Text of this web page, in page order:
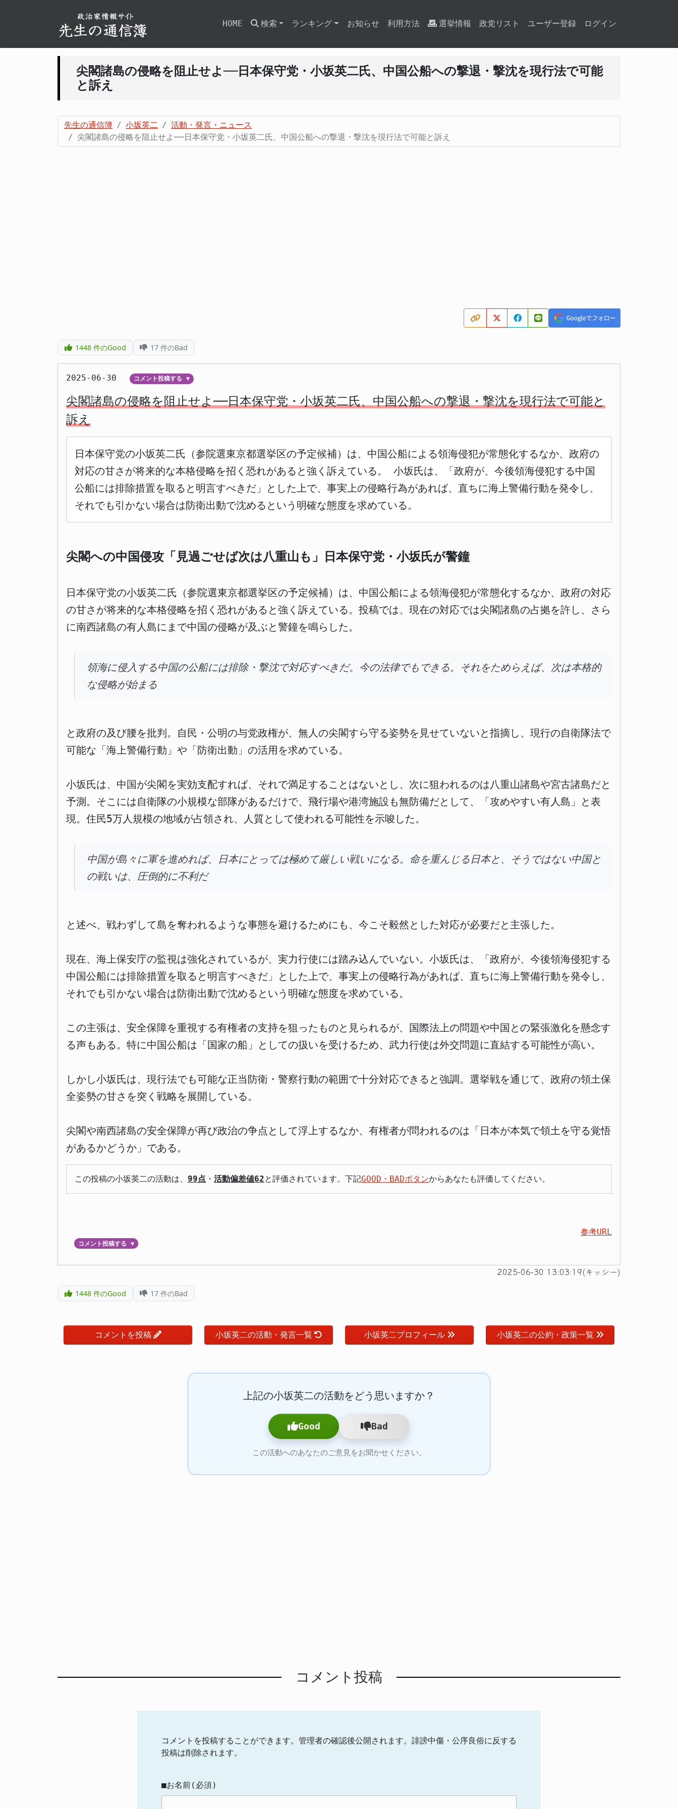
HOME 検索 ランキング お知らせ 利用方法 選挙情報 政党リスト ユーザー登録 ログイン
尖閣諸島の侵略を阻止せよ──日本保守党・小坂英二氏、中国公船への撃退・撃沈を現行法で可能
と訴え
先生の通信簿 小坂英二
活動・発言・ニュース
尖閣諸島の侵略を阻止せよ──日本保守党・小坂英二氏、中国公船への撃退・撃沈を現行法で可能と訴え
1448件のGood 17 件のBad
2025-06-30 コメント投稿する ▼
尖閣諸島の侵略を阻止せよ──日本保守党・小坂英二氏、中国公船への撃退・撃沈を現行法で可能と
訴え
日本保守党の小坂英二氏（参院選東京都選挙区の予定候補）は、中国公船による領海侵犯が常態化するなか、政府の
対応の甘さが将来的な本格侵略を招く恐れがあると強く訴えている。 小坂氏は、「政府が、今後領海侵犯する中国
公船には排除措置を取ると明言すべきだ」とした上で、事実上の侵略行為があれば、直ちに海上警備行動を発令し、
それでも引かない場合は防衛出動で沈めるという明確な態度を求めている。
尖閣への中国侵攻「見過ごせば次は八重山も」日本保守党・小坂氏が警鐘
日本保守党の小坂英二氏（参院選東京都選挙区の予定候補）は、中国公船による領海侵犯が常態化するなか、政府の対応
の甘さが将来的な本格侵略を招く恐れがあると強く訴えている。投稿では、現在の対応では尖閣諸島の占拠を許し、さら
に南西諸島の有人島にまで中国の侵略が及ぶと警鐘を鳴らした。
領海に侵入する中国の公船には排除・撃沈で対応すべきだ。今の法律でもできる。それをためらえば、次は本格的
な侵略が始まる
と政府の及び腰を批判。自民・公明の与党政権が、無人の尖閣すら守る姿勢を見せていないと指摘し、現行の自衛隊法で
可能な「海上警備行動」や「防衛出動」の活用を求めている。
小坂氏は、中国が尖閣を実効支配すれば、それで満足することはないとし、次に狙われるのは八重山諸島や宮古諸島だと
予測。そこには自衛隊の小規模な部隊があるだけで、飛行場や港湾施設も無防備だとして、「攻めやすい有人島」と表
現。住民5万人規模の地域が占領され、人質として使われる可能性を示唆した。
中国が島々に軍を進めれば、日本にとっては極めて厳しい戦いになる。命を重んじる日本と、そうではない中国と
の戦いは、圧倒的に不利だ
と述べ、戦わずして島を奪われるような事態を避けるためにも、今こそ毅然とした対応が必要だと主張した。
現在、海上保安庁の監視は強化されているが、実力行使には踏み込んでいない。小坂氏は、「政府が、今後領海侵犯する
中国公船には排除措置を取ると明言すべきだ」とした上で、事実上の侵略行為があれば、直ちに海上警備行動を発令し、
それでも引かない場合は防衛出動で沈めるという明確な態度を求めている。
この主張は、安全保障を重視する有権者の支持を狙ったものと見られるが、国際法上の問題や中国との緊張激化を懸念す
る声もある。特に中国公船は「国家の船」としての扱いを受けるため、武力行使は外交問題に直結する可能性が高い。
しかし小坂氏は、現行法でも可能な正当防衛・警察行動の範囲で十分対応できると強調。選挙戦を通じて、政府の領土保
全姿勢の甘さを突く戦略を展開している。
尖閣や南西諸島の安全保障が再び政治の争点として浮上するなか、有権者が問われるのは「日本が本気で領土を守る覚悟
があるかどうか」である。
この投稿の小坂英二の活動は、 99点 ・ 活動偏差値62と評価されています。下記GOOD・BADボタンからあなたも評価してください。
参考URL
コメント投稿する ▼
2025-06-30 13:03:19(キッシー)
1448件のGood 17 件のBad
コメントを投稿 小坂英二の活動・発言一覧 小坂英二プロフィール 小坂英二の公約・政策一覧
上記の小坂英二の活動をどう思いますか？
Good Bad
この活動へのあなたのご意見をお聞かせください。
コメント投稿
コメントを投稿することができます。管理者の確認後公開されます。誹謗中傷・公序良俗に反する
投稿は削除されます。
■お名前(必須)